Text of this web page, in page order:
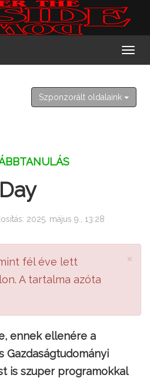
2026. augusztus 10. hétfő
Lőrinc
Szponzorált oldalaink
2025. május 9., 13:28
×
fél éve lett
A tartalma azóta
ennek ellenére a
Gazdaságtudományi
is szuper programokkal